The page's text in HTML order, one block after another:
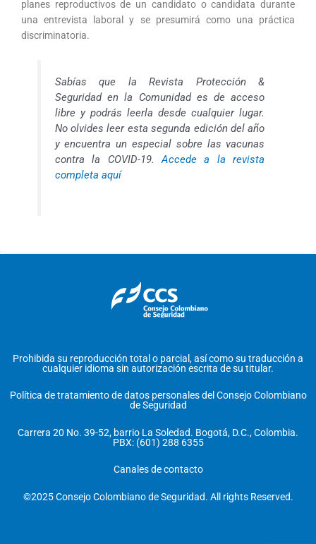
planes reproductivos de un candidato o candidata durante
una entrevista laboral y se presumirá como una práctica
discriminatoria.
Sabías que la Revista Protección &
Seguridad en la Comunidad es de acceso
libre y podrás leerla desde cualquier lugar.
No olvides leer esta segunda edición del año
y encuentra un especial sobre las vacunas
contra la COVID-19.Accede a la revista
completa aquí
Prohibida su reproducción total o parcial, así como su traducción a
cualquier idioma sin autorización escrita de su titular.
Política de tratamiento de datos personales del Consejo Colombiano
de Seguridad
Carrera 20 No. 39-52, barrio La Soledad. Bogotá, D.C., Colombia.
PBX: (601) 288 6355
Canales de contacto
©2025 Consejo Colombiano de Seguridad. All rights Reserved.